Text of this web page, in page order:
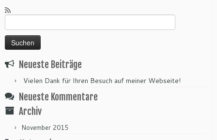
Suchen
nach:
Neueste Beiträge
Vielen Dank für Ihren Besuch auf meiner Webseite!
Neueste Kommentare
Archiv
November 2015